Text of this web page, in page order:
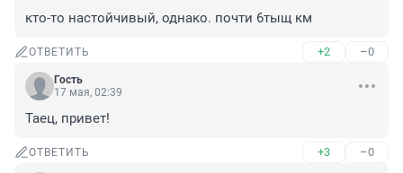
кто-то настойчивый, однако. почти 6тыщ км
ОТВЕТИТЬ +2 –0
Гость
17 мая, 02:39
Таец, привет!
ОТВЕТИТЬ +3 –0